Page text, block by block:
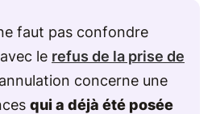
faut pas confondre
le refus de la prise de
concerne une
qui a déjà été posée